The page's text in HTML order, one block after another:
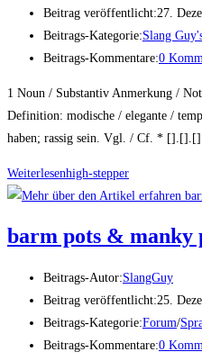
Beitrag veröffentlicht:27.
Beitrags-Kategorie:Slang
Beitrags-Kommentare:0
1 Noun / Substantiv Anmerkung /
Definition: modische / elegante /
haben; rassig sein. Vgl. / Cf. *
Weiterlesenhigh-step­per
barm pots & man­ky
Beitrags-Autor:SlangGuy
Beitrag veröffentlicht:25.
Beitrags-Kategorie:Forum/
Beitrags-Kommentare:0